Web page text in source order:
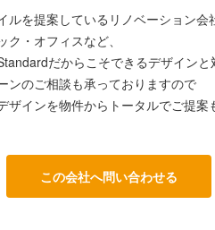
を提案しているリノベーション会
・オフィスなど、
だからこそできるデザイン
ンのご相談も承っておりますので
ザインを物件からトータルでご提案
この会社へ問い合わせる